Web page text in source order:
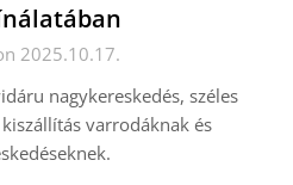
2025.10.17.
nagykereskedés, széles
varrodáknak és